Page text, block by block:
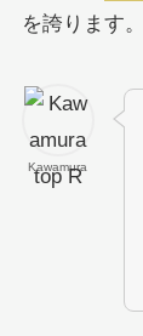
を誇ります。
Kawamura